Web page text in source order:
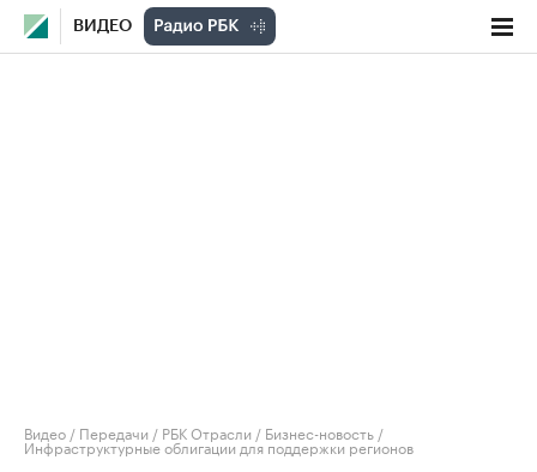
ВИДЕО
Видео / Передачи / РБК Отрасли / Бизнес-новость /
Инфраструктурные облигации для поддержки регионов